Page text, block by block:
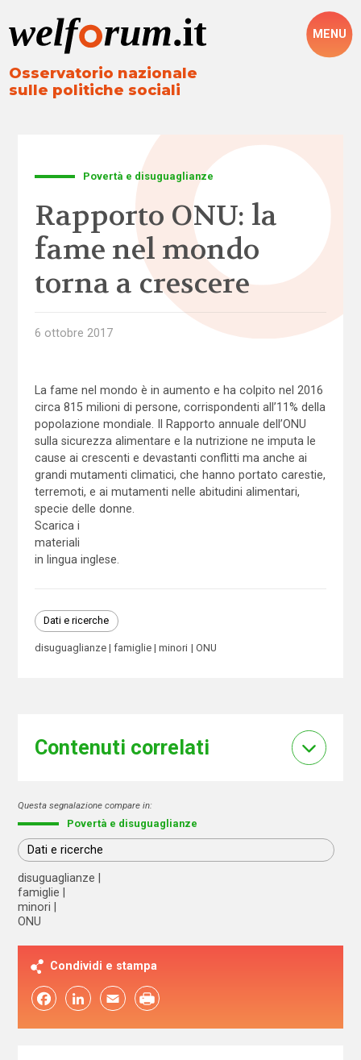
Osservatorio nazionale
sulle politiche sociali
MENU
Povertà e disuguaglianze
Rapporto ONU: la
fame nel mondo
torna a crescere
6 ottobre 2017
La fame nel mondo è in aumento e ha colpito nel 2016
circa 815 milioni di persone, corrispondenti all’11% della
popolazione mondiale. Il Rapporto annuale dell’ONU
sulla sicurezza alimentare e la nutrizione ne imputa le
cause ai crescenti e devastanti conflitti ma anche ai
grandi mutamenti climatici, che hanno portato carestie,
terremoti, e ai mutamenti nelle abitudini alimentari,
specie delle donne.
Scarica i
materiali
in lingua inglese.
Dati e ricerche
disuguaglianze famiglie minori ONU
Contenuti correlati
Questa segnalazione compare in:
Povertà e disuguaglianze
Dati e ricerche
disuguaglianze
famiglie
minori
ONU
Condividi e stampa
FacebookLinkedIn Email